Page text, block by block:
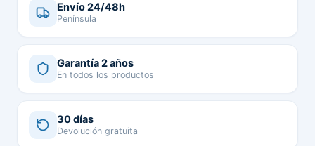
Envío 24/48h
Península
Garantía 2 años
En todos los productos
30 días
Devolución gratuita